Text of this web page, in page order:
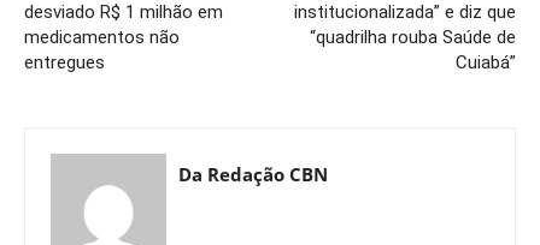
desviado R$ 1 milhão em
medicamentos não
entregues
institucionalizada” e diz que
“quadrilha rouba Saúde de
Cuiabá”
Da Redação CBN